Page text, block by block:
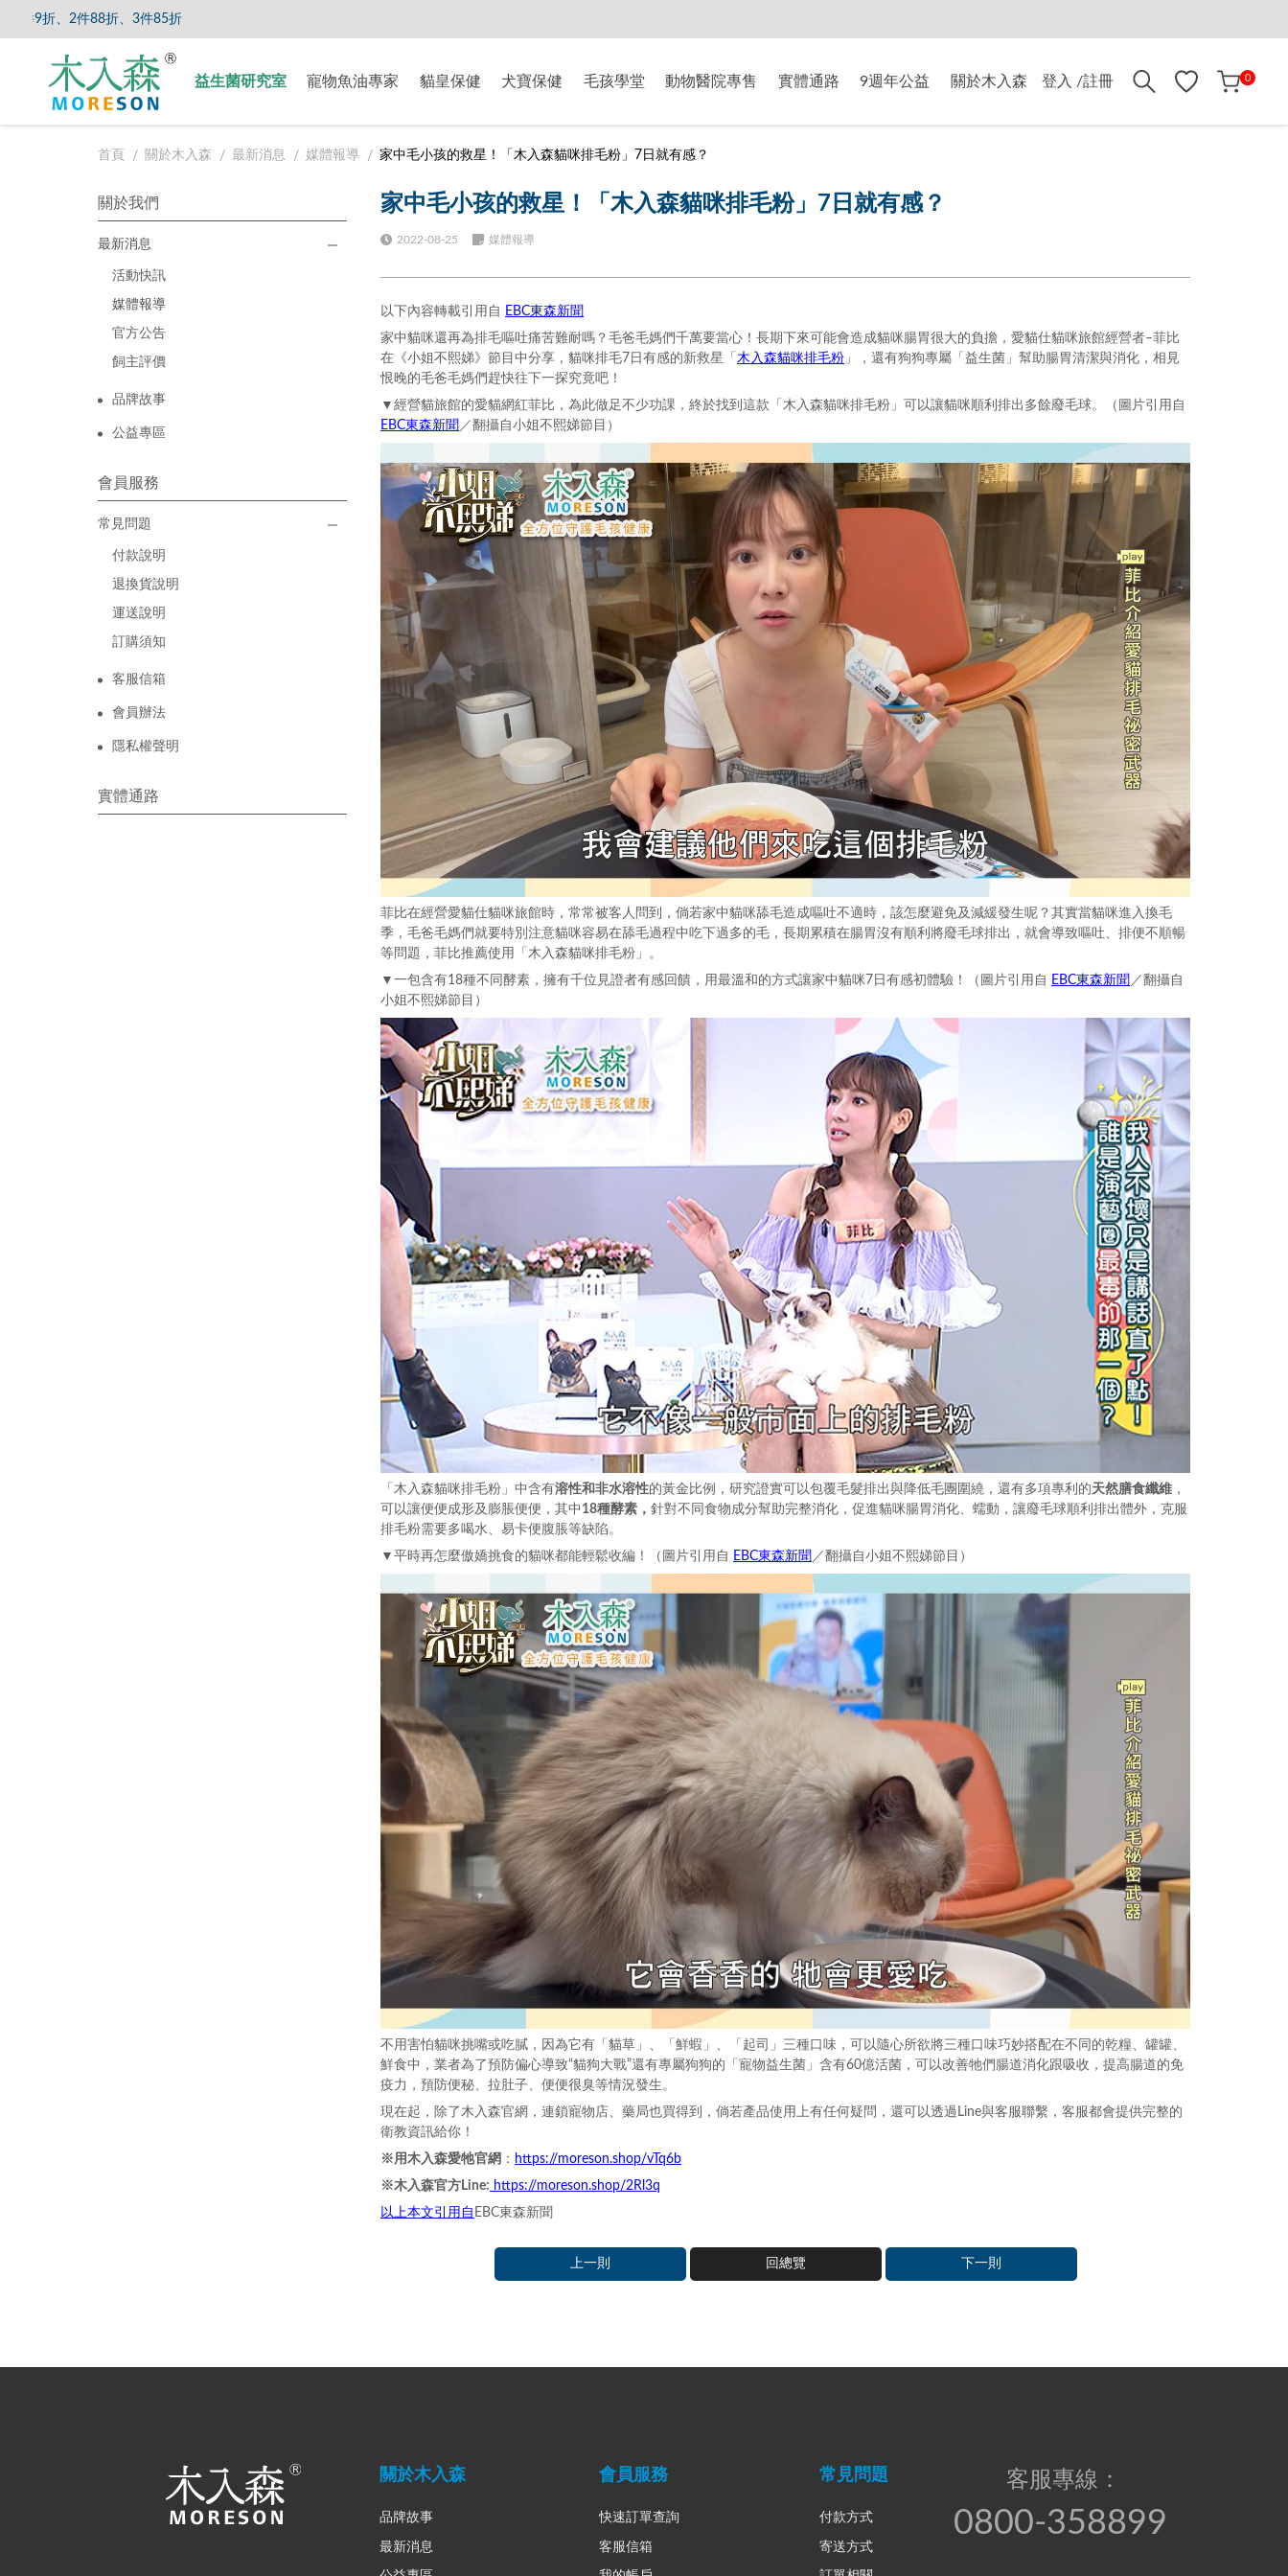
折、3件85折
益生菌研究室 寵物魚油專家 貓皇保健 犬寶保健 毛孩學堂 動物醫院專售 實體通路 9週年公益 關於木入森 登入 /註冊 0
首頁 關於木入森 最新消息 媒體報導 家中毛小孩的救星！「木入森貓咪排毛粉」7日就有感？
關於我們
最新消息
活動快訊
媒體報導
官方公告
飼主評價
品牌故事
公益專區
會員服務
常見問題
付款說明
退換貨說明
運送說明
訂購須知
客服信箱
會員辦法
隱私權聲明
實體通路
家中毛小孩的救星！「木入森貓咪排毛粉」7日就有感？
2022-08-25 媒體報導
以下內容轉載引用自 EBC東森新聞
家中貓咪還再為排毛嘔吐痛苦難耐嗎？毛爸毛媽們千萬要當心！長期下來可能會造成貓咪腸胃很大的負擔， 愛貓仕貓咪旅館經營者–菲比
在《小姐不熙娣》節目中分享，貓咪排毛7 日有感的新救星 「 木入森貓咪排毛粉 」，還有狗狗專屬「益生菌」幫助腸胃清潔與消化，相見
恨晚的毛爸毛媽們趕快往下一探究竟吧！
▼經營貓旅館的愛貓網紅菲比，為此做足不少功課，終於找到這款「木入森貓咪排毛粉」可以讓貓咪順利排出多餘廢毛球。（圖片引用自
EBC東森新聞 ／翻攝自小姐不熙娣節目）
菲比在經營愛貓仕貓咪旅館時，常常被客人問到，倘若家中貓咪舔毛造成嘔吐不適時，該怎麼避免及減緩發生呢？其實當貓咪進入換毛
季，毛爸毛媽們就要特別注意貓咪容易在舔毛過程中吃下過多的毛，長期累積在腸胃沒有順利將廢毛球排出，就會導致嘔吐、排便不順暢
等問題，菲比推薦使用「木入森貓咪排毛粉」。
▼一包含有18種不同酵素，擁有千位見證者有感回饋，用最溫和的方式讓家中貓咪7日有感初體驗！（圖片引用自 EBC東森新聞 ／翻攝自
小姐不熙娣節目）
「木入森貓咪排毛粉」中含有溶性和非水溶性的黃金比例，研究證實可以包覆毛髮排出與降低毛團圍繞，還有多項專利的天然膳食纖維 ，
可以讓便便成形及膨脹便便，其中 18種酵素 ， 針對不同食物成分幫助完整消化，促進貓咪腸胃消化、蠕動，讓廢毛球順利排出體外，克服
排毛粉需要多喝水、易卡便腹脹等缺陷。
▼平時再怎麼傲嬌挑食的貓咪都能輕鬆收編！（圖片引用自 EBC東森新聞 ／翻攝自小姐不熙娣節目）
不用害怕貓咪挑嘴或吃膩，因為它有「貓草」、「鮮蝦」、「起司」三種口味，可以隨心所欲將三種口味巧妙搭配在不同的乾糧、罐罐、
鮮食中，業者為了預防偏心導致“貓狗大戰”還有專屬狗狗的「寵物益生菌」含有60億活菌，可以改善牠們腸道消化跟吸收，提高腸道的免
疫力，預防便秘、拉肚子、便便很臭等情況發生。
現在起，除了木入森官網，連鎖寵物店、藥局也買得到，倘若產品使用上有任何疑問，還可以透過Line與客服聯繫，客服都會提供完整的
衛教資訊給你！
※用木入森愛牠官網 ： https://moreson.shop/vTq6b
※木入森官方Line: https://moreson.shop/2Rl3q
以上本文引用自 EBC東森新聞
上一則 回總覽 下一則
客服專線：
0800-358899
關於木入森
品牌故事
最新消息
會員服務
快速訂單查詢
客服信箱
常見問題
付款方式
寄送方式